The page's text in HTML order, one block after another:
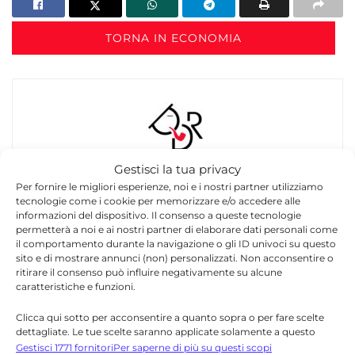
Gestisci la tua privacy
Per fornire le migliori esperienze, noi e i nostri partner utilizziamo
tecnologie come i cookie per memorizzare e/o accedere alle
informazioni del dispositivo. Il consenso a queste tecnologie
permetterà a noi e ai nostri partner di elaborare dati personali come
il comportamento durante la navigazione o gli ID univoci su questo
sito e di mostrare annunci (non) personalizzati. Non acconsentire o
ritirare il consenso può influire negativamente su alcune
caratteristiche e funzioni.
Clicca qui sotto per acconsentire a quanto sopra o per fare scelte
dettagliate. Le tue scelte saranno applicate solamente a questo
sito. È possibile modificare le impostazioni in qualsiasi momento,
Gestisci 1771 fornitoriPer saperne di più su questi scopi
TORNA IN ECONOMIA
Redazione
La redazione di Quotidianodiragusa.it è composta
da giornalisti, collaboratori e professionisti
dell’informazione che ogni giorno lavorano per
offrire notizie, approfondimenti e contenuti
accurati dedicati alla Sicilia, all’attualità, alla
politica, alla cronaca, alla cultura e allo sport. Un
team dinamico e indipendente che garantisce
qualità, tempestività e affidabilità.